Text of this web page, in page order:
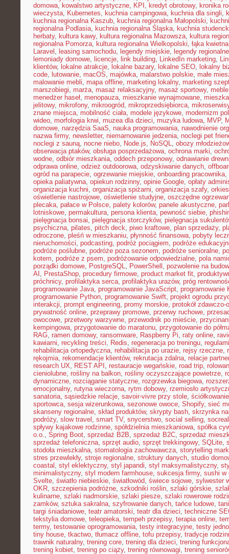
domowa, kowalstwo artystyczne, KPI , kredyt obrotowy, kronika
wieczysta, Kubernetes, kuchnia campingowa, kuchnia dla singli,
kuchnia regionalna Kaszub, kuchnia regionalna Małopolski,
regionalna Podlasia, kuchnia regionalna Śląska, kuchnia
herbaty, kultura kawy, kultura regionalna Mazowsza, kultura
regionalna Pomorza, kultura regionalna Wielkopolski, łąka kwietna
Laravel , leasing samochodu, legendy miejskie, legendy regionalne
lemoniady domowe, licencje, link building, LinkedIn marketing,
klientów, lokalne atrakcje, lokalne bazary, lokalne SEO, lokalny
code, lutowanie, macOS, majówka, malarstwo polskie, małe
malowanie mebli, mapa offline, marketing lokalny, marketing
marszobiegi, marża, masaż relaksacyjny, masaż sportowy,
menedżer haseł, menopauza, mieszkanie wynajmowane,
jelitowy, mikrofony, mikroogród, mikroprzedsiębiorca,
znane miejsca, mobilność ciała, modele językowe, modernizm
wideo, morfologia krwi, muzea dla dzieci, muzyka ludowa, MVP,
domowe, narzędzia SaaS, nauka programowania, nawodnienie
nazwa firmy, newsletter, niemarnowanie jedzenia, noclegi pet
noclegi z sauną, nocne niebo, Node.js, NoSQL, obozy
obserwacja ptaków, obsługa posprzedażowa, ochrona marki,
wodne, odbiór mieszkania, oddech przeponowy, odnawianie
odprawa online, odzież outdoorowa, odzyskiwanie danych,
ogród na parapecie, ogrzewanie miejskie, onboarding pracownika,
opieka paliatywna, opiekun rodzinny, opinie Google, opłaty
organizacja kuchni, organizacja spiżarni, organizacja szafy,
oświetlenie nastrojowe, oświetlenie studyjne, oszczędne
plecaka, pałace w Polsce, palety kolorów, panele akustyczne,
lotniskowe, permakultura, persona klienta, pewność siebie,
pielęgnacja bonsai, pielęgnacja storczyków, pielęgnacja
psychiczna, pilates, pitch deck, piwo kraftowe, plan sprzedaży,
odroczone, pleśń w mieszkaniu, płynność finansowa, pobyty
nieruchomości, podcasting, podróż pociągiem, podróże
podróże poślubne, podróże poza sezonem, podróże senioralne,
kotem, podróże z psem, podróżowanie odpowiedzialne, pola
porządki domowe, PostgreSQL, PowerShell , pozwolenie na
AI , PrestaShop, procedury firmowe, product market fit,
próchnicy, profilaktyka serca, profilaktyka urazów, próg
programowanie Java, programowanie JavaScript, programowanie
programowanie Python, programowanie Swift, projekt ogrodu
interakcji, prompt engineering, promy morskie, protokół zdawczo-
prywatność online, przeprawy promowe, przerwy ruchowe,
owocowe, przetwory warzywne, przewodnik po mieście,
kempingowa, przygotowanie do maratonu, przygotowanie do
RAG, ramen domowy, ransomware, Raspberry Pi, raty online,
kawiarni, recykling treści, Redis, regeneracja po treningu,
rehabilitacja ortopedyczna, rehabilitacja po urazie, rejsy rzeczne,
rękojmia, rekomendacje klientów, rekrutacja zdalna, relacje
research UX, REST API , restauracje wegańskie, road trip,
cieniolubne, rośliny na balkon, rośliny oczyszczające powietrze,
dynamiczne, rozciąganie statyczne, rozgrzewka biegowa,
emocjonalny, rutyna wieczorna, rytm dobowy, rzemiosło
sanatoria, sąsiedzkie relacje, savoir-vivre przy stole, ściółkowanie
sportowca, sesja wizerunkowa, sezonowe owoce, Shopify, sieć
skanseny regionalne, skład produktów, skrypty bash, skrzynka
podróży, slow travel , smart TV, snycerstwo, social selling,
spływy kajakowe rodzinne, spółdzielnia mieszkaniowa, spółka
o.o., Spring Boot, sprzedaż B2B, sprzedaż B2C, sprzedaż
sprzedaż telefoniczna, sprzęt audio, sprzęt trekkingowy, SQLite,
stodoła mieszkalna, stomatologia zachowawcza, storytelling
stres przewlekły, stroje regionalne, struktury danych, studio
coastal , styl eklektyczny, styl japandi, styl maksymalistyczny,
minimalistyczny, styl modern farmhouse, sukcesja firmy, sushi w
Svelte, światło niebieskie, światłowód, świece sojowe, sylwester
OKR, szczepienia podróżne, szkodniki roślin, szlaki górskie,
kulinarne, szlaki nadmorskie, szlaki piesze, szlaki rowerowe
zamków, sztuka sakralna, szyfrowanie danych, tańce ludowe,
targi śniadaniowe, teatr amatorski, teatr dla dzieci, techniczne
tekstylia domowe, teleopieka, tempeh przepisy, terapia online,
termy, testowanie oprogramowania, testy integracyjne, testy
tiny house, tkactwo, tłumacz offline, tofu przepisy, tradycje
trawnik naturalny, trening core, trening dla dzieci, trening
trening kobiet, trening po ciąży, trening równowagi, trening